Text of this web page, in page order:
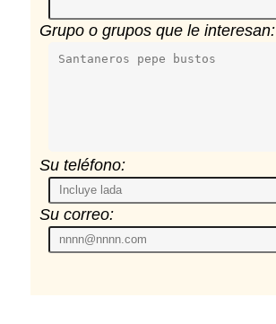
Grupo o grupos que le interesan:
Su teléfono:
Su correo: